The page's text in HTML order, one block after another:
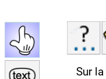
Sur